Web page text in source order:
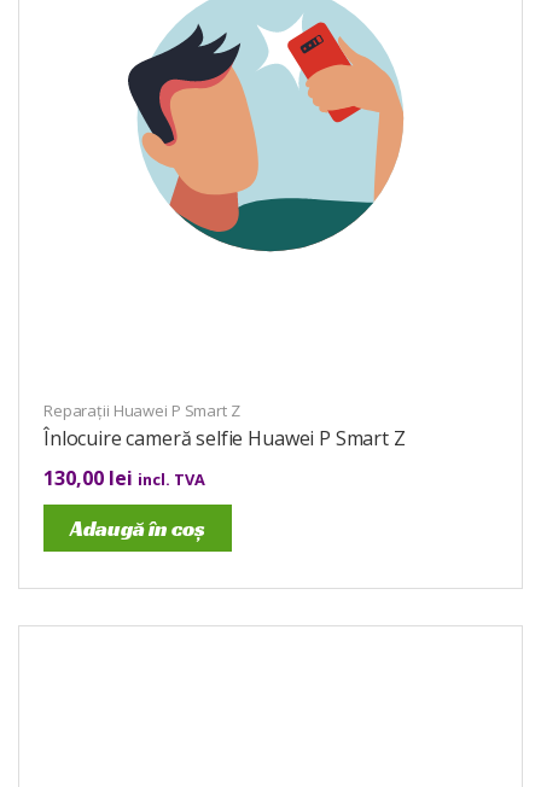
Reparații Huawei P Smart Z
Înlocuire cameră selfie Huawei P Smart Z
130,00 lei incl. TVA
Adaugă în coș